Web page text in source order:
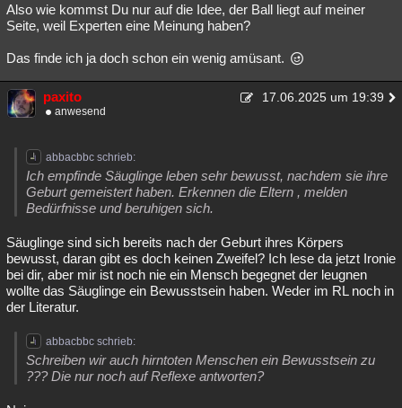
Also wie kommst Du nur auf die Idee, der Ball liegt auf meiner
Seite, weil Experten eine Meinung haben?
Das finde ich ja doch schon ein wenig amüsant.
paxito 17.06.2025 um 19:39
anwesend
abbacbbc schrieb:
Ich empfinde Säuglinge leben sehr bewusst, nachdem sie ihre
Geburt gemeistert haben. Erkennen die Eltern , melden
Bedürfnisse und beruhigen sich.
Säuglinge sind sich bereits nach der Geburt ihres Körpers
bewusst, daran gibt es doch keinen Zweifel? Ich lese da jetzt Ironie
bei dir, aber mir ist noch nie ein Mensch begegnet der leugnen
wollte das Säuglinge ein Bewusstsein haben. Weder im RL noch in
der Literatur.
abbacbbc schrieb:
Schreiben wir auch hirntoten Menschen ein Bewusstsein zu
??? Die nur noch auf Reflexe antworten?